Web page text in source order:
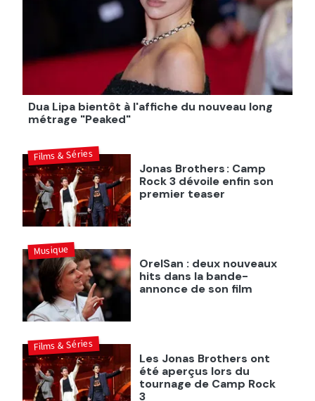
Dua Lipa bientôt à l'affiche du nouveau long
métrage "Peaked"
Jonas Brothers : Camp
Rock 3 dévoile enfin son
premier teaser
Films & Séries
OrelSan : deux nouveaux
hits dans la bande-
annonce de son film
Musique
Les Jonas Brothers ont
été aperçus lors du
tournage de Camp Rock
3
Films & Séries